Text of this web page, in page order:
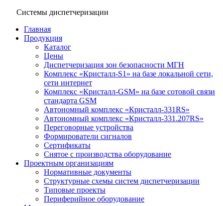
Системы диспетчеризации
Главная
Продукция
Каталог
Цены
Диспетчеризация зон безопасности МГН
Комплекс «Кристалл-S1» на базе локальной сети,
сети интернет
Комплекс «Кристалл-GSM» на базе сотовой связи
стандарта GSM
Автономный комплекс «Кристалл-331RS»
Автономный комплекс «Кристалл-331.207RS»
Переговорные устройства
Формирователи сигналов
Сертификаты
Снятое с производства оборудование
Проектным организациям
Нормативные документы
Структурные схемы систем диспетчеризации
Типовые проекты
Периферийное оборудование